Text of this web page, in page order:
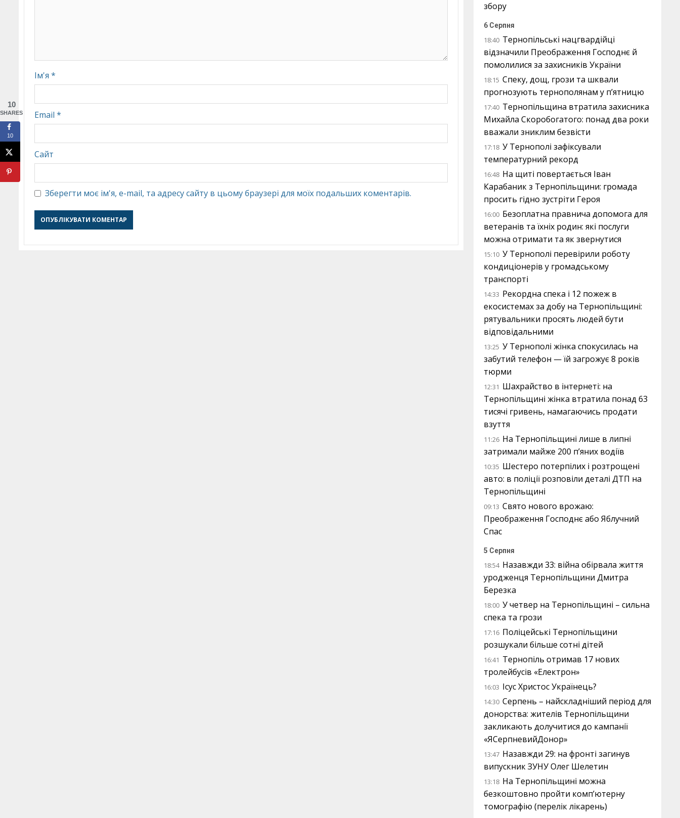
Ім'я *
Email *
Сайт
Зберегти моє ім'я, e-mail, та адресу сайту в цьому браузері для моїх подальших коментарів.
збору
6 Серпня
18:40 Тернопільські нацгвардійці
відзначили Преображення Господнє й
помолилися за захисників України
18:15 Спеку, дощ, грози та шквали
прогнозують тернополянам у п’ятницю
17:40 Тернопільщина втратила захисника
Михайла Скоробогатого: понад два роки
вважали зниклим безвісти
17:18 У Тернополі зафіксували
температурний рекорд
16:48 На щиті повертається Іван
Карабаник з Тернопільщини: громада
просить гідно зустріти Героя
16:00 Безоплатна правнича допомога для
ветеранів та їхніх родин: які послуги
можна отримати та як звернутися
15:10 У Тернополі перевірили роботу
кондиціонерів у громадському
транспорті
14:33 Рекордна спека і 12 пожеж в
екосистемах за добу на Тернопільщині:
рятувальники просять людей бути
відповідальними
13:25 У Тернополі жінка спокусилась на
забутий телефон — їй загрожує 8 років
тюрми
12:31 Шахрайство в інтернеті: на
Тернопільщині жінка втратила понад 63
тисячі гривень, намагаючись продати
взуття
11:26 На Тернопільщині лише в липні
затримали майже 200 п’яних водіїв
10:35 Шестеро потерпілих і розтрощені
авто: в поліції розповіли деталі ДТП на
Тернопільщині
09:13 Свято нового врожаю:
Преображення Господнє або Яблучний
Спас
5 Серпня
18:54 Назавжди 33: війна обірвала життя
уродженця Тернопільщини Дмитра
Березка
18:00 У четвер на Тернопільщині – сильна
спека та грози
17:16 Поліцейські Тернопільщини
розшукали більше сотні дітей
16:41 Тернопіль отримав 17 нових
тролейбусів «Електрон»
16:03 Ісус Христос Українець?
14:30 Серпень – найскладніший період для
донорства: жителів Тернопільщини
закликають долучитися до кампанії
«ЯСерпневийДонор»
13:47 Назавжди 29: на фронті загинув
випускник ЗУНУ Олег Шелетин
13:18 На Тернопільщині можна
безкоштовно пройти комп’ютерну
томографію (перелік лікарень)
10
SHARES
10